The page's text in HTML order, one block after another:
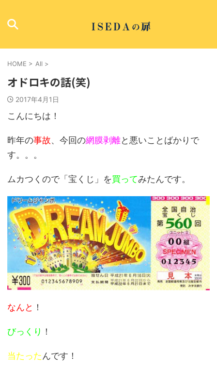
HOME > All >
オドロキの話(笑)
2017年4月1日
こんにちは！
昨年の事故、今回の網膜剥離と悪いことばかりで
す。。。
ムカつくので「宝くじ」を買ってみたんです。
なんと ！
びっくり ！
当たったんです！